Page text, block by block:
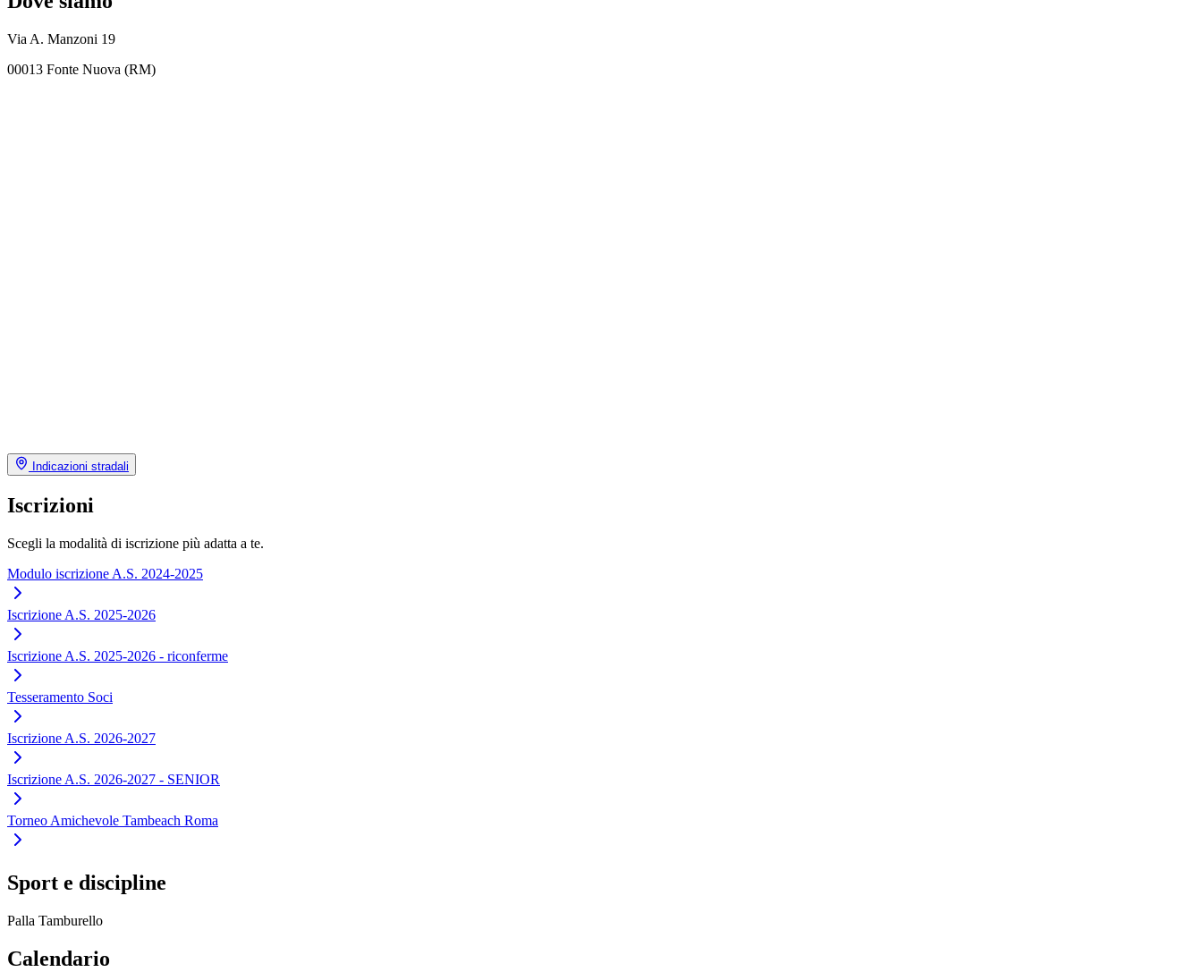
Via A. Manzoni 19
00013 Fonte Nuova (RM)
Indicazioni stradali
Iscrizioni
Scegli la modalità di iscrizione più adatta a te.
Modulo iscrizione A.S. 2024-2025
Iscrizione A.S. 2025-2026
Iscrizione A.S. 2025-2026 - riconferme
Tesseramento Soci
Iscrizione A.S. 2026-2027
Iscrizione A.S. 2026-2027 - SENIOR
Torneo Amichevole Tambeach Roma
Sport e discipline
Palla Tamburello
Calendario